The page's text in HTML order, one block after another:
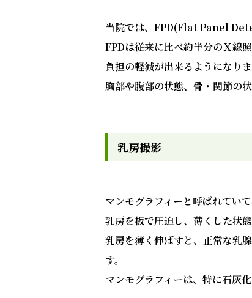
当院では、FPD(Flat Panel
FPDは従来に比べ約半分のＸ線
負担の軽減が出来るようになりま
胸部や腹部の状態、骨・関節の
乳房撮影
マンモグラフィーと呼ばれてい
乳房を板で圧迫し、薄くした状態
乳房を薄く伸ばすと、正常な乳
す。
マンモグラフィーは、特に石灰